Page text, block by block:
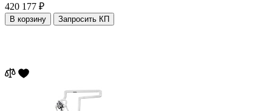
420 177 ₽
В корзину Запросить КП